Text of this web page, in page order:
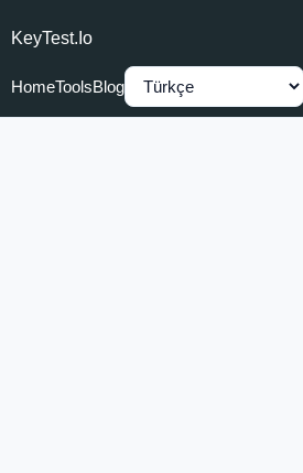
KeyTest.io
HomeToolsBlog